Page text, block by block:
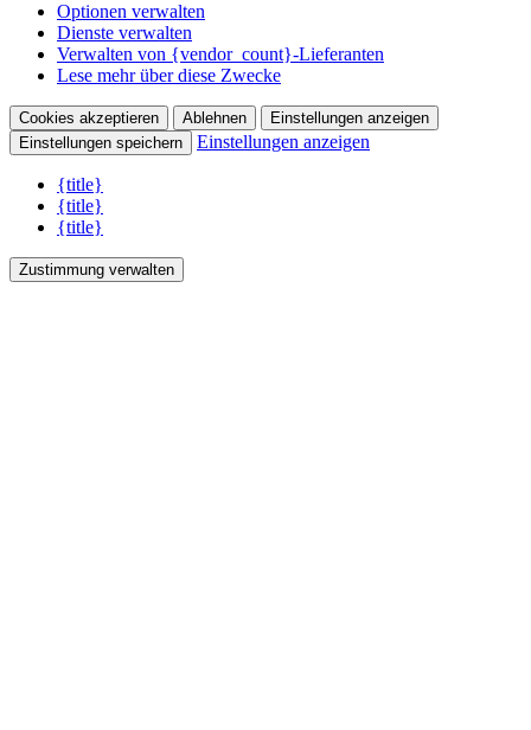
Optionen verwalten
Dienste verwalten
Verwalten von {vendor_count}-Lieferanten
Lese mehr über diese Zwecke
Cookies akzeptieren Ablehnen
Einstellungen anzeigen
Einstellungen speichern
Einstellungen anzeigen
{title}
{title}
{title}
Zustimmung verwalten